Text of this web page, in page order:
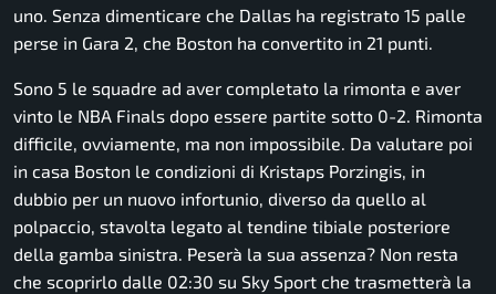
uno. Senza dimenticare che Dallas ha registrato 15 palle
perse in Gara 2, che Boston ha convertito in 21 punti.
Sono 5 le squadre ad aver completato la rimonta e aver
vinto le NBA Finals dopo essere partite sotto 0-2. Rimonta
difficile, ovviamente, ma non impossibile. Da valutare poi
in casa Boston le condizioni di Kristaps Porzingis, in
dubbio per un nuovo infortunio, diverso da quello al
polpaccio, stavolta legato al tendine tibiale posteriore
della gamba sinistra. Peserà la sua assenza? Non resta
che scoprirlo dalle 02:30 su Sky Sport che trasmetterà la